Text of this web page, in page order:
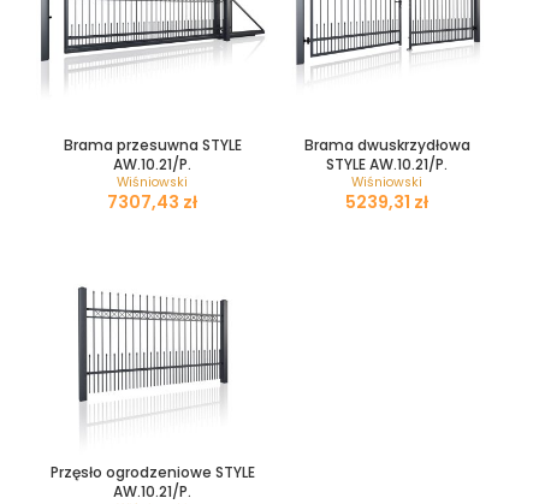
Brama przesuwna STYLE
AW.10.21/P.
Wiśniowski
zł
Brama dwuskrzydłowa
STYLE AW.10.21/P.
Wiśniowski
zł
Przęsło ogrodzeniowe STYLE
AW.10.21/P.